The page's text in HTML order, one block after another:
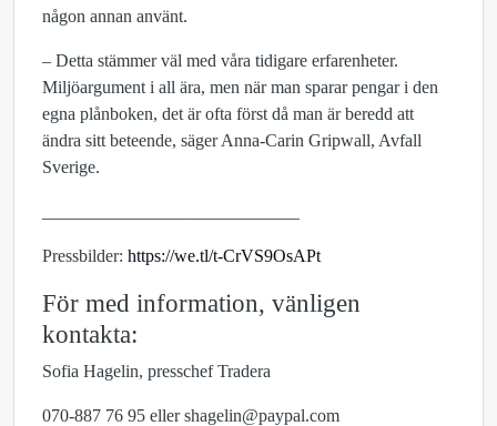
någon annan använt.
– Detta stämmer väl med våra tidigare erfarenheter.
Miljöargument i all ära, men när man sparar pengar i den
egna plånboken, det är ofta först då man är beredd att
ändra sitt beteende, säger Anna-Carin Gripwall, Avfall
Sverige.
Pressbilder: https://we.tl/t-CrVS9OsAPt
För med information, vänligen
kontakta:
Sofia Hagelin, presschef Tradera
070-887 76 95 eller shagelin@paypal.com